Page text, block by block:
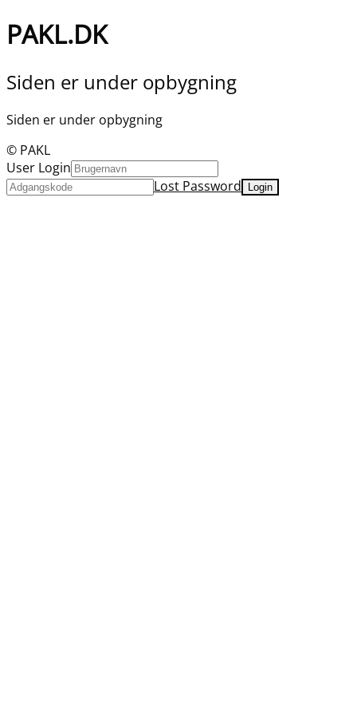
PAKL.DK
Siden er under opbygning
Siden er under opbygning
© PAKL
User Login
Lost Password